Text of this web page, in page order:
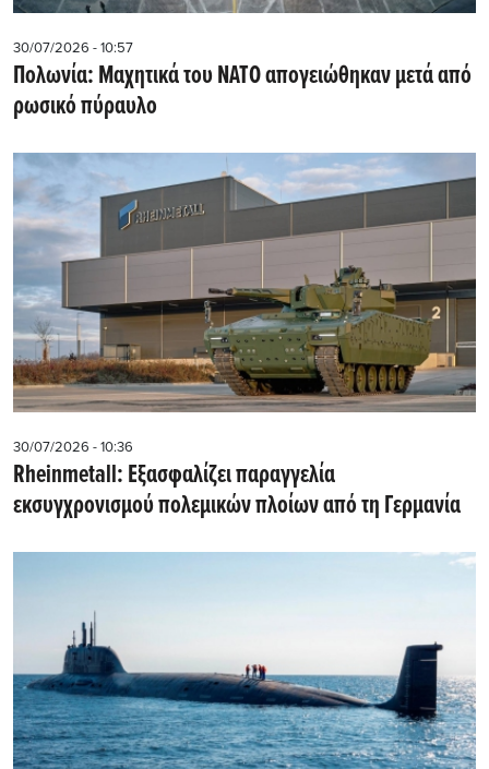
30/07/2026 - 10:57
Πολωνία: Μαχητικά του ΝΑΤΟ απογειώθηκαν μετά από
ρωσικό πύραυλο
30/07/2026 - 10:36
Rheinmetall: Εξασφαλίζει παραγγελία
εκσυγχρονισμού πολεμικών πλοίων από τη Γερμανία